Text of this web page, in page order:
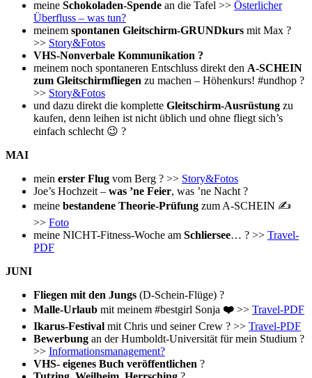
meine Schokoladen-Spende an die Tafel >> Österlicher
Überfluss – was tun?
meinem spontanen Gleitschirm-GRUNDkurs mit Max ?
>> Story&Fotos
VHS-Nonverbale Kommunikation ?
meinem noch spontaneren Entschluss direkt den A-SCHEIN
zum Gleitschirmfliegen zu machen – Höhenkurs! #undhop ?
>> Story&Fotos
und dazu direkt die komplette Gleitschirm-Ausrüstung zu
kaufen, denn leihen ist nicht üblich und ohne fliegt sich’s
einfach schlecht 😉 ?
MAI
mein erster Flug vom Berg ? >> Story&Fotos
Joe’s Hochzeit – was ’ne Feier, was ’ne Nacht ?
meine bestandene Theorie-Prüfung zum A-SCHEIN ✍️
>> Foto
meine NICHT-Fitness-Woche am Schliersee… ? >> Travel-
PDF
JUNI
Fliegen mit den Jungs (D-Schein-Flüge) ?
Malle-Urlaub mit meinem #bestgirl Sonja ❤️ >> Travel-PDF
Ikarus-Festival mit Chris und seiner Crew ? >> Travel-PDF
Bewerbung an der Humboldt-Universität für mein Studium ?
>> Informationsmanagement?
VHS- eigenes Buch veröffentlichen ?